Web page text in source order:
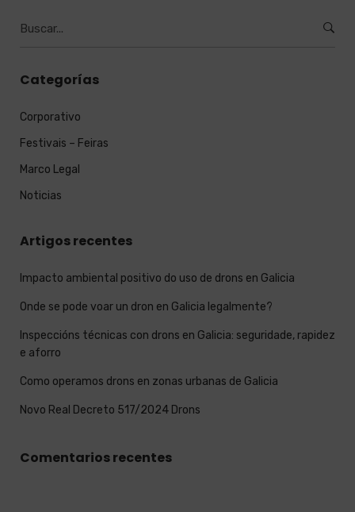
Categorías
Corporativo
Festivais – Feiras
Marco Legal
Noticias
Artigos recentes
Impacto ambiental positivo do uso de drons en Galicia
Onde se pode voar un dron en Galicia legalmente?
Inspeccións técnicas con drons en Galicia: seguridade, rapidez
e aforro
Como operamos drons en zonas urbanas de Galicia
Novo Real Decreto 517/2024 Drons
Comentarios recentes